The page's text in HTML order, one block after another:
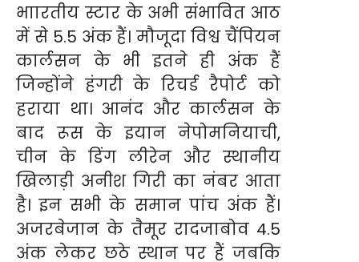
भाारतीय स्टार के अभी संभावित आठ
में से 5.5 अंक हैं। मौजूदा विश्व चैंपियन
कार्लसन के भी इतने ही अंक हैं
जिन्होंने हंगरी के रिचर्ड रैपोर्ट को
हराया था। आनंद और कार्लसन के
बाद रूस के इयान नेपोमनियाची,
चीन के डिंग लीरेन और स्थानीय
खिलाड़ी अनीश गिरी का नंबर आता
है। इन सभी के समान पांच अंक हैं।
अजरबेजान के तैमूर रादजाबोव 4.5
अंक लेकर छठे स्थान पर हैं जबकि